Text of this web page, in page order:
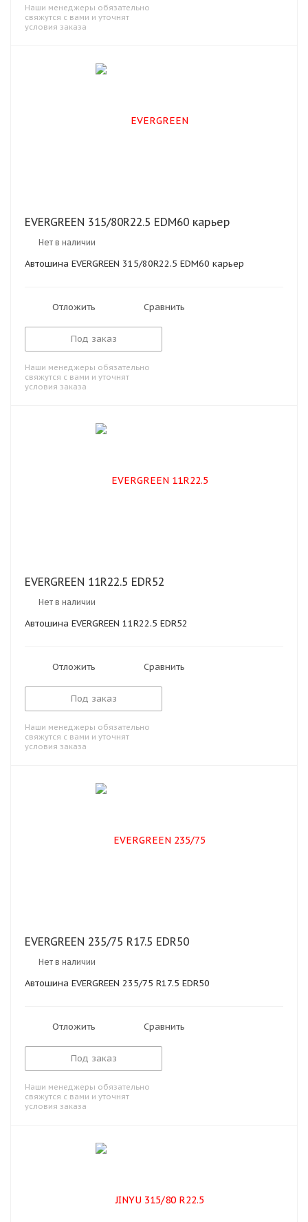
Наши менеджеры обязательно
свяжутся с вами и уточнят
условия заказа
EVERGREEN 315/80R22.5 EDM60 карьер
Нет в наличии
Автошина EVERGREEN 315/80R22.5 EDM60 карьер
Отложить Сравнить
Под заказ
Наши менеджеры обязательно
свяжутся с вами и уточнят
условия заказа
EVERGREEN 11R22.5 EDR52
Нет в наличии
Автошина EVERGREEN 11R22.5 EDR52
Отложить Сравнить
Под заказ
Наши менеджеры обязательно
свяжутся с вами и уточнят
условия заказа
EVERGREEN 235/75 R17.5 EDR50
Нет в наличии
Автошина EVERGREEN 235/75 R17.5 EDR50
Отложить Сравнить
Под заказ
Наши менеджеры обязательно
свяжутся с вами и уточнят
условия заказа